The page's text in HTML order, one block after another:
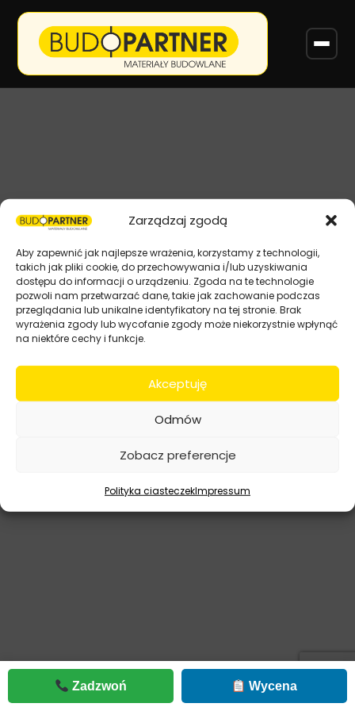
Zarządzaj zgodą
Aby zapewnić jak najlepsze wrażenia, korzystamy z technologii,
takich jak pliki cookie, do przechowywania i/lub uzyskiwania
dostępu do informacji o urządzeniu. Zgoda na te technologie
pozwoli nam przetwarzać dane, takie jak zachowanie podczas
przeglądania lub unikalne identyfikatory na tej stronie. Brak
wyrażenia zgody lub wycofanie zgody może niekorzystnie wpłynąć
na niektóre cechy i funkcje.
Akceptuję
Odmów
Zobacz preferencje
Polityka ciasteczekImpressum
Zadzwoń Wycena